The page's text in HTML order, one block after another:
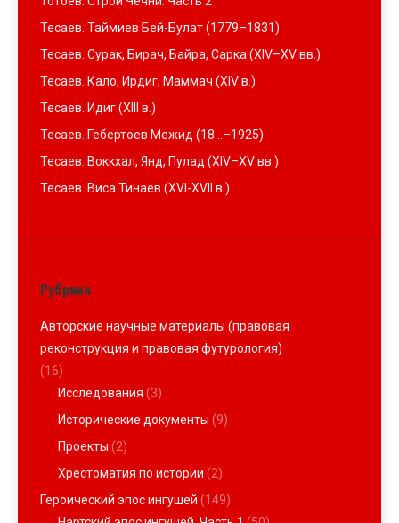
Тесаев. Таймиев Бей-Булат (1779–1831)
Тесаев. Сурак, Бирач, Байра, Сарка (XIV–XV вв.)
Тесаев. Кало, Ирдиг, Маммач (XIV в.)
Тесаев. Идиг (XIII в.)
Тесаев. Гебертоев Межид (18…–1925)
Тесаев. Воккхал, Янд, Пулад (XIV–XV вв.)
Тесаев. Виса Тинаев (XVI-XVII в.)
Рубрики
Авторские научные материалы (правовая
реконструкция и правовая футурология)
(16)
Исследования (3)
Исторические документы (9)
Проекты (2)
Хрестоматия по истории (2)
Героический эпос ингушей (149)